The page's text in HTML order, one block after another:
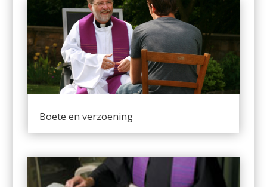
Boete en verzoening